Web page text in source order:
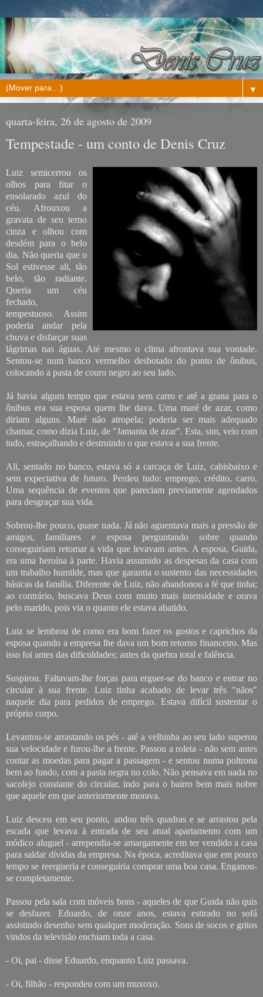
▼
quarta-feira, 26 de agosto de 2009
Tempestade - um conto de Denis Cruz
Luiz semicerrou os
olhos para fitar o
ensolarado azul do
céu. Afrouxou a
gravata de seu terno
cinza e olhou com
desdém para o belo
dia. Não queria que o
Sol estivesse ali, tão
belo, tão radiante.
Queria um céu
fechado,
tempestuoso. Assim
poderia andar pela
chuva e disfarçar suas
lágrimas nas águas. Até mesmo o clima afrontava sua vontade.
Sentou-se num banco vermelho desbotado do ponto de ônibus,
colocando a pasta de couro negro ao seu lado.
Já havia algum tempo que estava sem carro e até a grana para o
ônibus era sua esposa quem lhe dava. Uma maré de azar, como
diriam alguns. Maré não atropela; poderia ser mais adequado
chamar, como dizia Luiz, de "Jamanta de azar". Esta, sim, veio com
tudo, estraçalhando e destruindo o que estava a sua frente.
Ali, sentado no banco, estava só a carcaça de Luiz, cabisbaixo e
sem expectativa de futuro. Perdeu tudo: emprego, crédito, carro.
Uma sequência de eventos que pareciam previamente agendados
para desgraçar sua vida.
Sobrou-lhe pouco, quase nada. Já não aguentava mais a pressão de
amigos, familiares e esposa perguntando sobre quando
conseguiriam retomar a vida que levavam antes. A esposa, Guida,
era uma heroína à parte. Havia assumido as despesas da casa com
um trabalho humilde, mas que garantia o sustento das necessidades
básicas da família. Diferente de Luiz, não abandonou a fé que tinha;
ao contrário, buscava Deus com muito mais intensidade e orava
pelo marido, pois via o quanto ele estava abatido.
Luiz se lembrou de como era bom fazer os gostos e caprichos da
esposa quando a empresa lhe dava um bom retorno financeiro. Mas
isso foi antes das dificuldades; antes da quebra total e falência.
Suspirou. Faltavam-lhe forças para erguer-se do banco e entrar no
circular à sua frente. Luiz tinha acabado de levar três "nãos"
naquele dia para pedidos de emprego. Estava difícil sustentar o
próprio corpo.
Levantou-se arrastando os pés - até a velhinha ao seu lado superou
sua velocidade e furou-lhe a frente. Passou a roleta - não sem antes
contar as moedas para pagar a passagem - e sentou numa poltrona
bem ao fundo, com a pasta negra no colo. Não pensava em nada no
sacolejo constante do circular, indo para o bairro bem mais nobre
que aquele em que anteriormente morava.
Luiz desceu em seu ponto, andou três quadras e se arrastou pela
escada que levava à entrada de seu atual apartamento com um
módico aluguel - arrependia-se amargamente em ter vendido a casa
para saldar dívidas da empresa. Na época, acreditava que em pouco
tempo se reergueria e conseguiria comprar uma boa casa. Enganou-
se completamente.
Passou pela sala com móveis bons - aqueles de que Guida não quis
se desfazer. Eduardo, de onze anos, estava estirado no sofá
assistindo desenho sem qualquer moderação. Sons de socos e gritos
vindos da televisão enchiam toda a casa.
- Oi, pai - disse Eduardo, enquanto Luiz passava.
- Oi, filhão - respondeu com um muxoxo.